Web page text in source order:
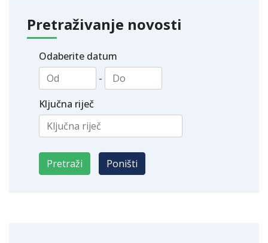
Pretraživanje novosti
Odaberite datum
-
Ključna riječ